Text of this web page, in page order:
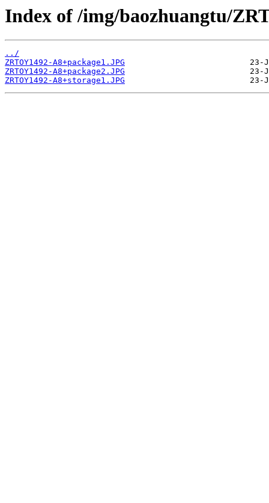
Index of /img/baozhuangtu/
../
ZRTOY1492-A8+package1.JPG
ZRTOY1492-A8+package2.JPG
ZRTOY1492-A8+storage1.JPG